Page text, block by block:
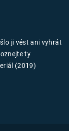
ji vést ani vyhrát
ty
(2019)